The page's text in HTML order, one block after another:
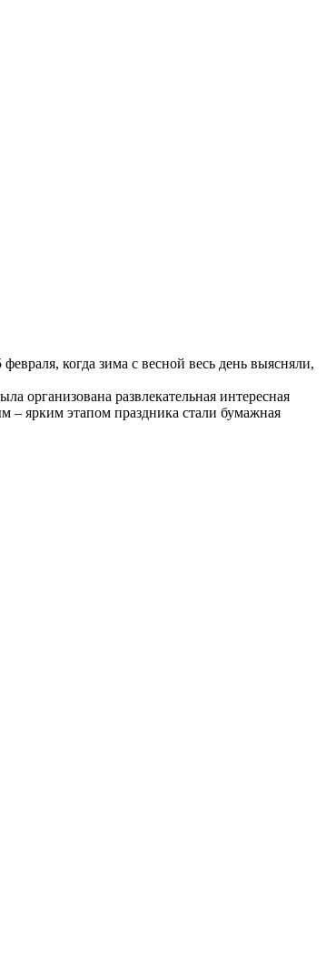
когда зима с весной весь день выясняли,
организована развлекательная интересная
– ярким этапом праздника стали бумажная